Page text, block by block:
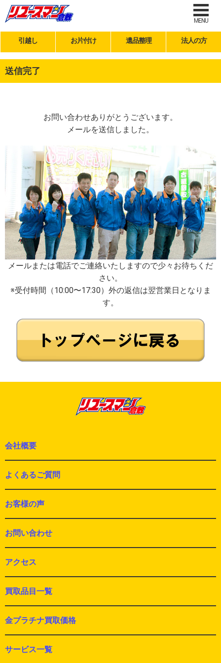
MENU
引越し お片付け 遺品整理 法人の方
送信完了
お問い合わせありがとうございます。
メールを送信しました。
メールまたは電話でご連絡いたしますので少々お待ちくだ
さい。
※受付時間（10:00〜17:30）外の返信は翌営業日となりま
す。
会社概要
よくあるご質問
お客様の声
お問い合わせ
アクセス
買取品目一覧
金プラチナ買取価格
サービス一覧